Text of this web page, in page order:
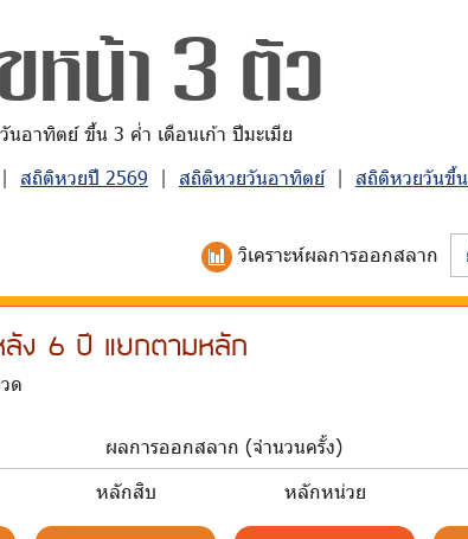
หน้า 3 ตัว
อาทิตย์ ขึ้น 3 ค่ำ เดือนเก้า ปีมะเมีย
| สถิติหวยปี 2569 | สถิติหวยวันอาทิตย์| สถิติหวยวันขึ้
วิเคราะห์ผลการออกสลาก
ง 6 ปี แยกตามหลัก
ด
ผลการออกสลาก (จำนวนครั้ง)
หลักสิบ หลักหน่วย